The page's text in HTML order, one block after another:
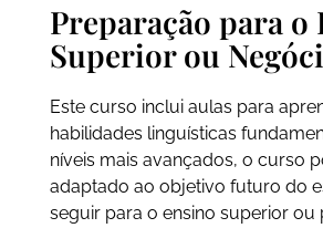
Preparação para o
Superior ou
Este curso inclui aulas para
habilidades linguísticas
níveis mais avançados, o curso
adaptado ao objetivo futuro do
seguir para o ensino superior